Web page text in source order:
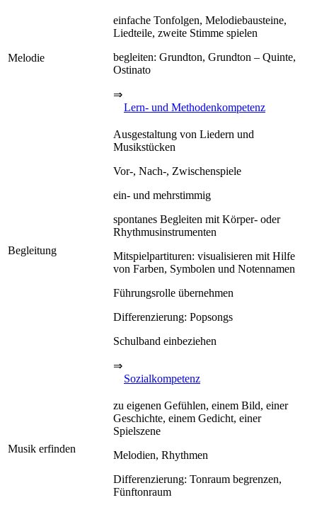
Melodie
einfache Tonfolgen, Melodiebausteine,
Liedteile, zweite Stimme spielen
begleiten: Grundton, Grundton – Quinte,
Ostinato
⇒
Lern- und Methodenkompetenz
Begleitung
Ausgestaltung von Liedern und
Musikstücken
Vor-, Nach-, Zwischenspiele
ein- und mehrstimmig
spontanes Begleiten mit Körper- oder
Rhythmusinstrumenten
Mitspielpartituren: visualisieren mit Hilfe
von Farben, Symbolen und Notennamen
Führungsrolle übernehmen
Differenzierung: Popsongs
Schulband einbeziehen
⇒
Sozialkompetenz
Musik erfinden
zu eigenen Gefühlen, einem Bild, einer
Geschichte, einem Gedicht, einer
Spielszene
Melodien, Rhythmen
Differenzierung: Tonraum begrenzen,
Fünftonraum